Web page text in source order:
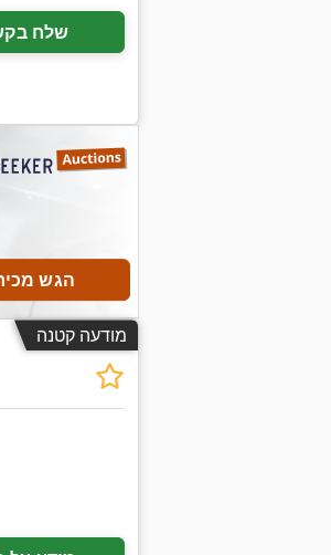
שלח
הגש
מודעה קטנה